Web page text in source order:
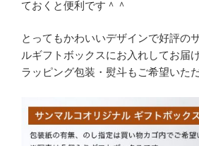
ておくと便利です＾＾
とってもかわいいデザインで好評の
ルギフトボックスにお入れしてお届
ラッピング包装・熨斗もご希望いた